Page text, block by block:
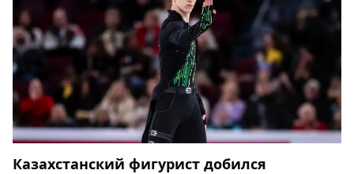
Казахстанский фигурист добился